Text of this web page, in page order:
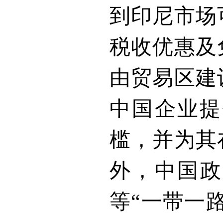
到印尼市
税收优惠
由贸易区
中国企业
槛，并为
外，中国
等“一带一